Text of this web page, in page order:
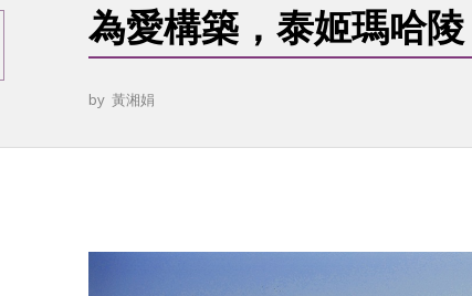
為愛構築，泰姬瑪哈
by 黃湘娟